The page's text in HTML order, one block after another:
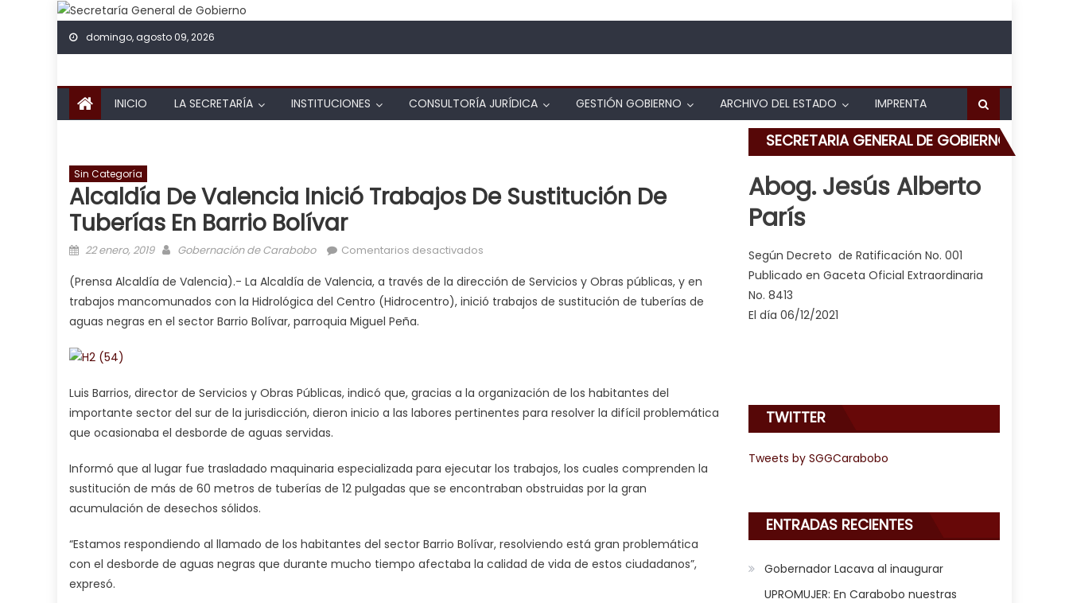
Skip to content
domingo, agosto 09, 2026
INICIO LA SECRETARÍA INSTITUCIONES CONSULTORÍA JURÍDICA GESTIÓN GOBIERNO ARCHIVO DEL ESTADO IMPRENTA
Sin Categoría
Alcaldía De Valencia Inició Trabajos De Sustitución De
Tuberías En Barrio Bolívar
Posted on
22 enero, 2019 Author
Gobernación de Carabobo Comentarios desactivados en Alcaldía de Valencia inició trabajos de sustitución de tuberías en Barrio Bolívar
(Prensa Alcaldía de Valencia).- La Alcaldía de Valencia, a través de la dirección de Servicios y Obras públicas, y en
trabajos mancomunados con la Hidrológica del Centro (Hidrocentro), inició trabajos de sustitución de tuberías de
aguas negras en el sector Barrio Bolívar, parroquia Miguel Peña.
Luis Barrios, director de Servicios y Obras Públicas, indicó que, gracias a la organización de los habitantes del
importante sector del sur de la jurisdicción, dieron inicio a las labores pertinentes para resolver la difícil problemática
que ocasionaba el desborde de aguas servidas.
Informó que al lugar fue trasladado maquinaria especializada para ejecutar los trabajos, los cuales comprenden la
sustitución de más de 60 metros de tuberías de 12 pulgadas que se encontraban obstruidas por la gran
acumulación de desechos sólidos.
“Estamos respondiendo al llamado de los habitantes del sector Barrio Bolívar, resolviendo está gran problemática
con el desborde de aguas negras que durante mucho tiempo afectaba la calidad de vida de estos ciudadanos”,
expresó.
SECRETARIA GENERAL DE GOBIERNO
Abog. Jesús Alberto
París
Según Decreto de Ratificación No. 001
Publicado en Gaceta Oficial Extraordinaria
No. 8413
El día 06/12/2021
TWITTER
Tweets by SGGCarabobo
ENTRADAS RECIENTES
Gobernador Lacava al inaugurar
UPROMUJER: En Carabobo nuestras